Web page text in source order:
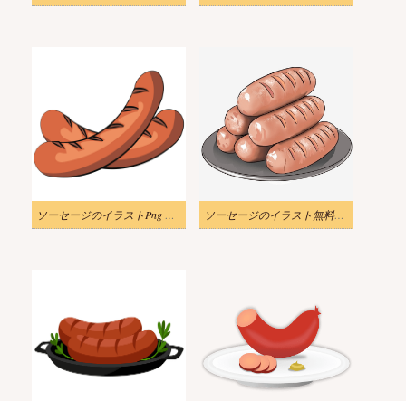
ソーセージのイラストPng ダウンロード ソーセージのイラスト無料の写真